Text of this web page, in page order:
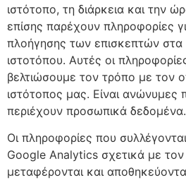
ιστότοπο, τη διάρκεια και την
επίσης παρέχουν πληροφορίες
πλοήγησης των επισκεπτών στα
ιστοτόπου. Αυτές οι
βελτιώσουμε τον τρόπο με τον
ιστότοπος μας. Είναι ανώνυμες
περιέχουν προσωπικά δεδομένα.
Οι πληροφορίες που
Google Analytics σχετικά με
μεταφέρονται και